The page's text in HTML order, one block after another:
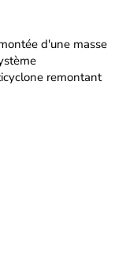
d'une masse
remontant